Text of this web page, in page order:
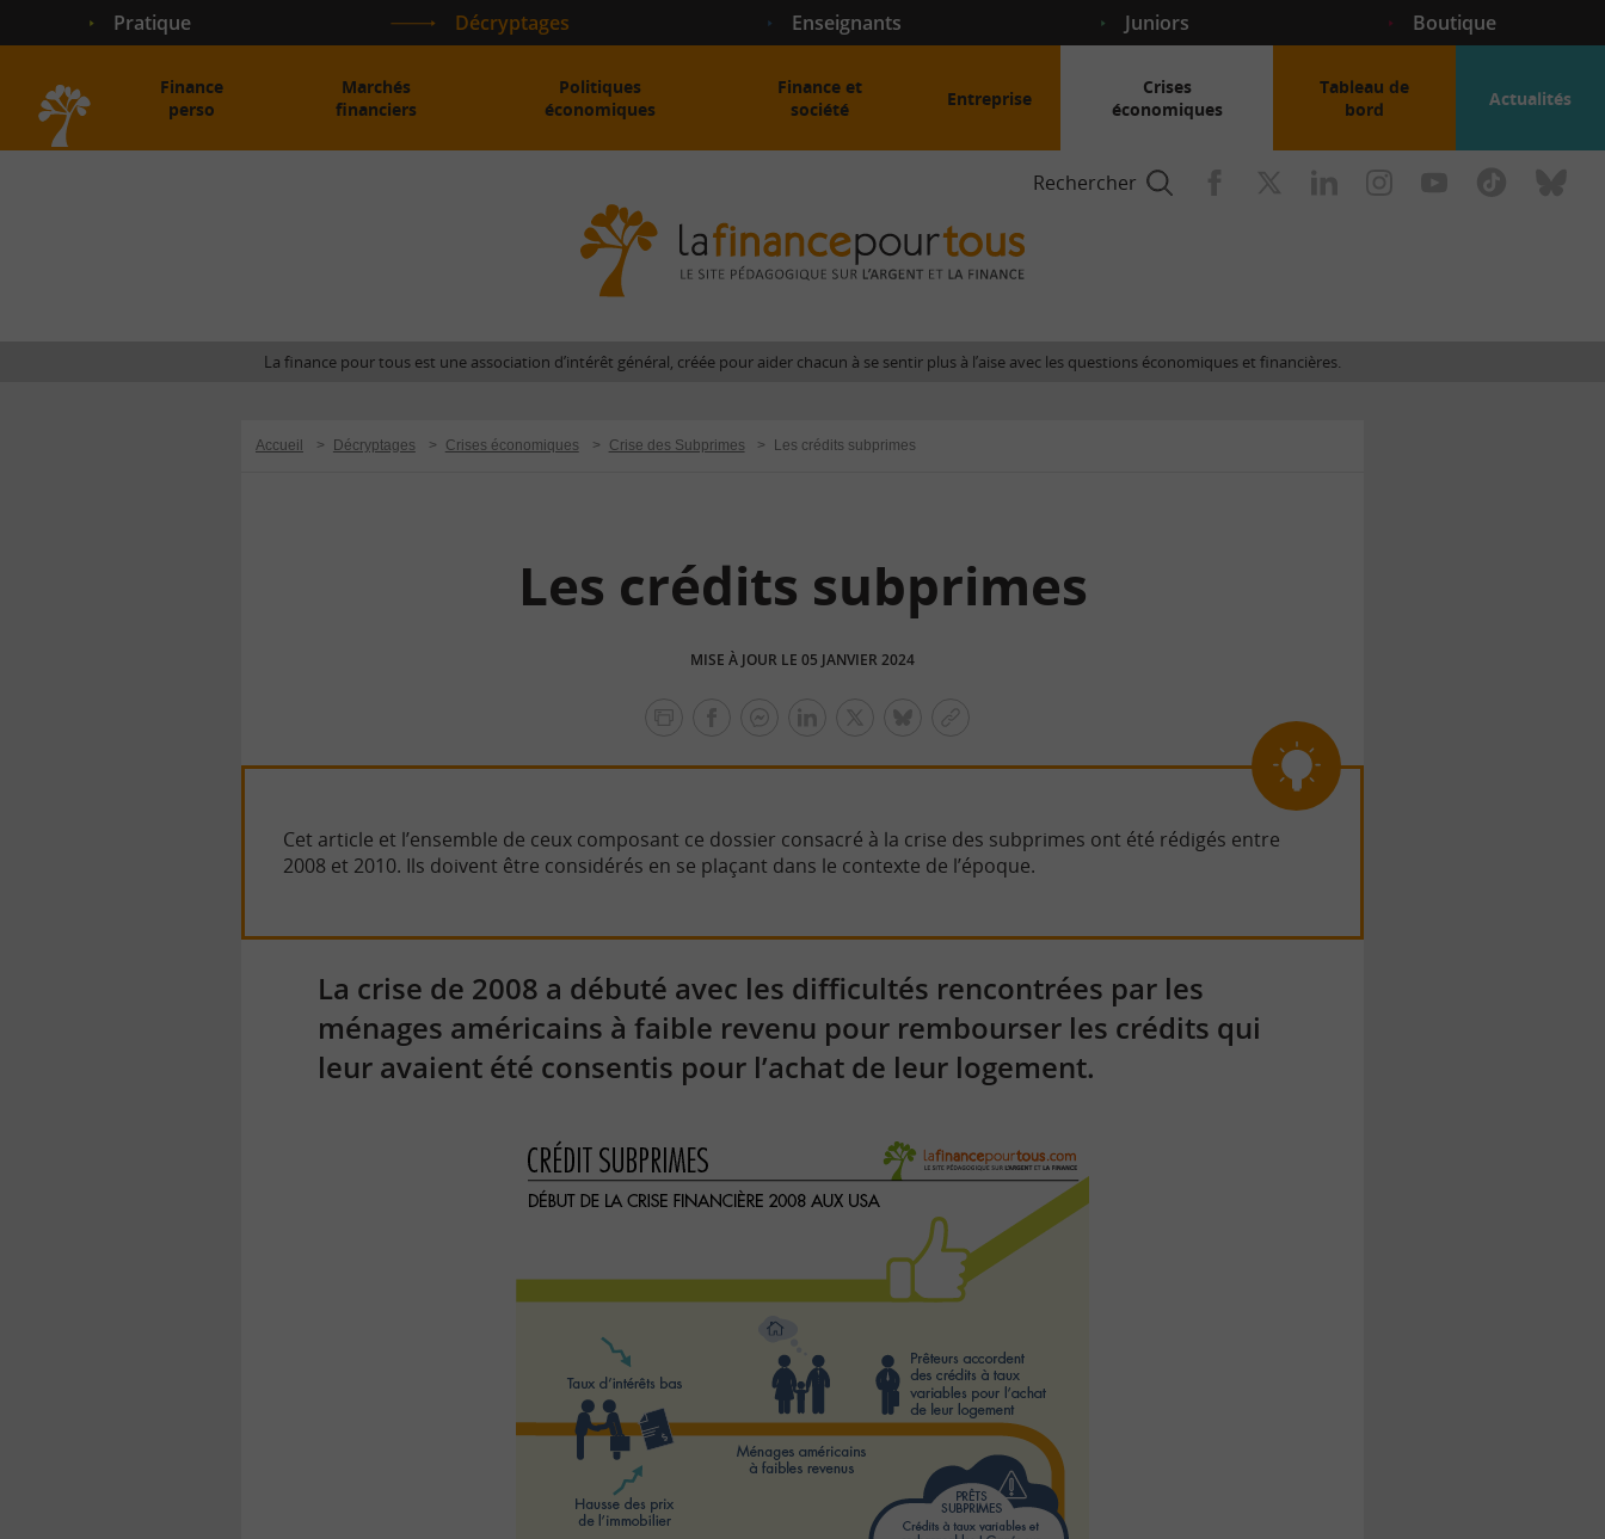
Pratique Décryptages Enseignants Juniors Boutique
Finance
perso
Marchés
financiers
Politiques
économiques
Finance et
société
Entreprise
Crises
économiques
Tableau de
bord
Actualités
Rechercher
finance
site
La finance pour tous est une association d’intérêt général, créée pour aider chacun à se sentir plus à l’aise avec les questions économiques et financières.
Accueil > Décryptages > Crises économiques > Crise des Subprimes > Les crédits subprimes
Les crédits subprimes
MISE À JOUR LE 05 JANVIER 2024
tous
Cet article et l’ensemble de ceux composant ce dossier consacré à la crise des subprimes ont été rédigés entre
2008 et 2010. Ils doivent être considérés en se plaçant dans le contexte de l’époque.
La crise de 2008 a débuté avec les difficultés rencontrées par les
ménages américains à faible revenu pour rembourser les crédits qui
leur avaient été consentis pour l’achat de leur logement.